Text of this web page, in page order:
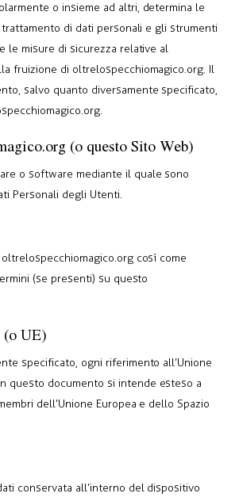
o insieme ad altri, determina le
di dati personali e gli strumenti
le misure di sicurezza relative al
fruizione di oltrelospecchiomagico.org. Il
salvo quanto diversamente specificato,
(o questo Sito Web)
o software mediante il quale sono
Personali degli Utenti.
così come
(se presenti) su questo
(o UE)
specificato, ogni riferimento all’Unione
questo documento si intende esteso a
dell’Unione Europea e dello Spazio
conservata all’interno del dispositivo